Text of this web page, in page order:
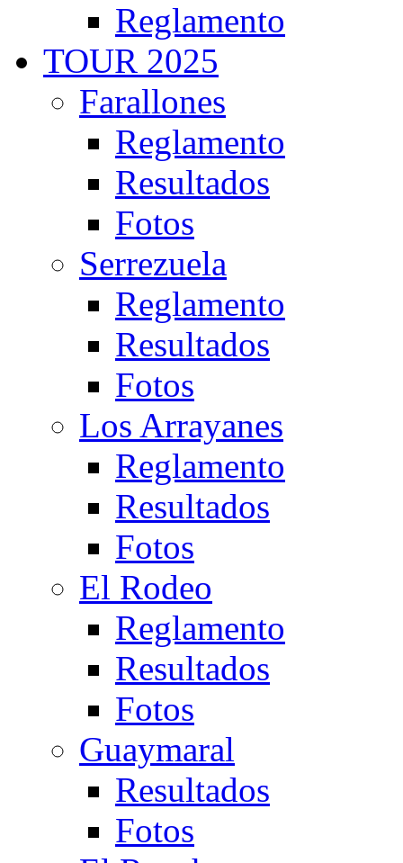
Reglamento
TOUR 2025
Farallones
Reglamento
Resultados
Fotos
Serrezuela
Reglamento
Resultados
Fotos
Los Arrayanes
Reglamento
Resultados
Fotos
El Rodeo
Reglamento
Resultados
Fotos
Guaymaral
Resultados
Fotos